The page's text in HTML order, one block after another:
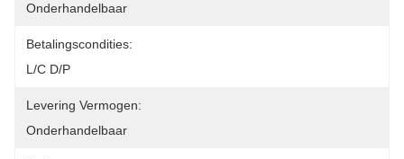
Onderhandelbaar
Betalingscondities:
L/C D/P
Levering Vermogen:
Onderhandelbaar